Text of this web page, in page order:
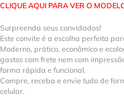
CLIQUE AQUI PARA VER O
Surpreenda seus convidados!
Este convite é a escolha perfeita
Moderno, prático, econômico e
gastos com frete nem com
forma rápida e funcional.
Compre, receba e envie tudo de
celular.